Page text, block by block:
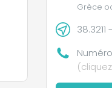
Grèce
38.3211